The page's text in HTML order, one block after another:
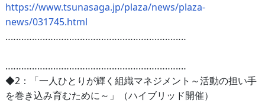
https://www.tsunasaga.jp/plaza/news/plaza-
news/031745.html
‥‥‥‥‥‥‥‥‥‥‥‥‥‥‥‥‥‥‥‥‥‥‥‥‥‥‥‥‥‥‥‥‥‥
‥‥‥‥‥‥‥‥‥‥‥‥‥‥‥‥‥‥‥‥‥‥‥‥‥‥‥‥‥‥‥‥‥‥
◆2：「一人ひとりが輝く組織マネジメント～活動の担い手
を巻き込み育むために～」（ハイブリッド開催）